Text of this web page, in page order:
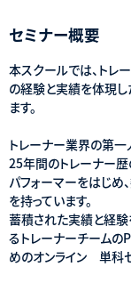
セミナー概要
本スクールでは、トレ
の経験と実績を体現し
ます。
トレーナー業界の第
25年間のトレーナー歴
パフォーマーをはじめ
を持っています。
蓄積された実績と経
るトレーナーチームの
めのオンライン 単科